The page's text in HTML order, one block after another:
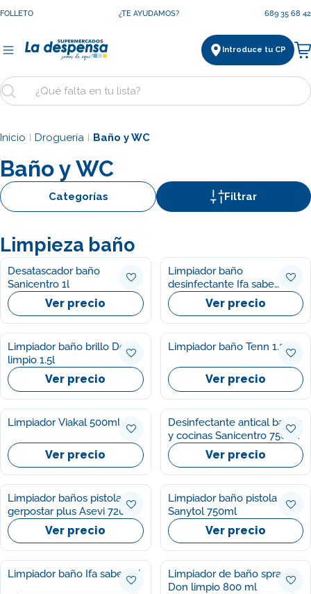
FOLLETO ¿TE AYUDAMOS? 689 35 68 42
Buscar
Introduce tu CP
Inicio Droguería Baño y WC
Baño y WC
Categorías Filtrar
Limpieza baño
Desatascador baño
Sanicentro 1l
Ver precio
Limpiador baño
desinfectante Ifa sabe
970ml
Ver precio
Limpiador baño brillo Don
limpio 1.5l
Ver precio
Limpiador baño Tenn 1.3l
Ver precio
Limpiador Viakal 500ml
Ver precio
Desinfectante antical baños
y cocinas Sanicentro 750ml
Ver precio
Limpiador baños pistola
gerpostar plus Asevi 720ml
Ver precio
Limpiador baño pistola
Sanytol 750ml
Ver precio
Limpiador baño Ifa sabe 1.5l
Limpiador de baño spray
Don limpio 800 ml